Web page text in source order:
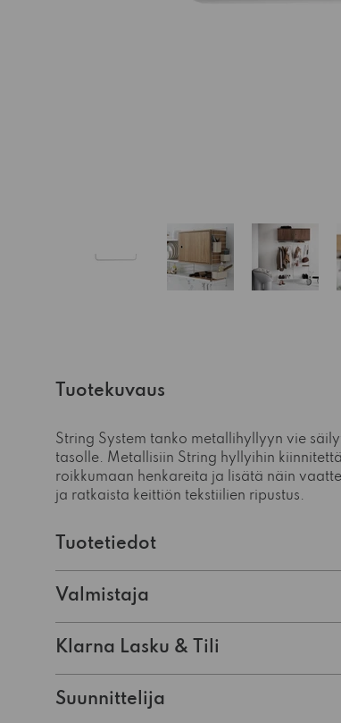
Tuotekuvaus
String System tanko metallihyllyyn vie
tasolle. Metallisiin String hyllyihin
roikkumaan henkareita ja lisätä näin
ja ratkaista keittiön tekstiilien ripustus.
Tuotetiedot
Valmistaja
Klarna Lasku & Tili
Suunnittelija